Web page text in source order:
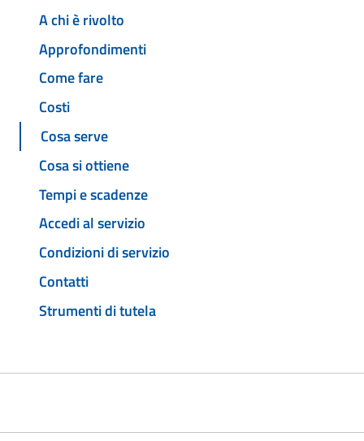
A chi è rivolto
Approfondimenti
Come fare
Costi
Cosa serve
Cosa si ottiene
Tempi e scadenze
Accedi al servizio
Condizioni di servizio
Contatti
Strumenti di tutela